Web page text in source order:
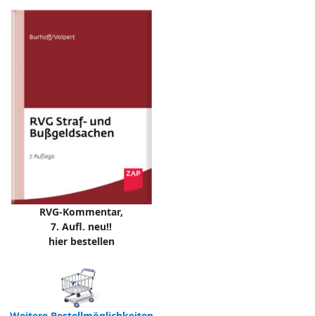
RVG-Kommentar,
7. Aufl. neu!!
hier bestellen